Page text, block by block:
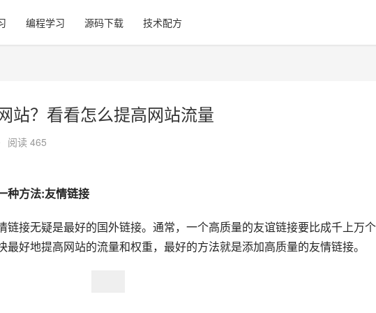
编程学习 源码下载 技术配方
站？看看怎么提高网站流量
阅读 465
方法:友情链接
接无疑是最好的国外链接。通常，一个高质量的友谊链接要比成千上万
好地提高网站的流量和权重，最好的方法就是添加高质量的友情链接。